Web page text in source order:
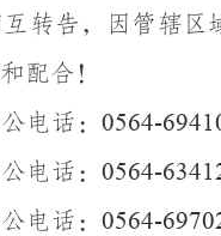
转告，因管辖
配合！
电话： 0564-
电话： 0564-
电话： 0564-